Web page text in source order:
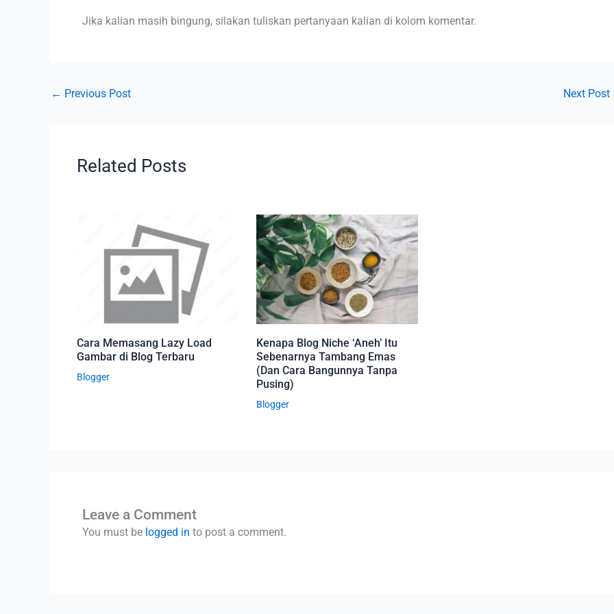
Jika kalian masih bingung, silakan tuliskan pertanyaan kalian di kolom komentar.
← Previous Post Next Post
Related Posts
Cara Memasang Lazy Load
Gambar di Blog Terbaru
Blogger
Kenapa Blog Niche ‘Aneh’ Itu
Sebenarnya Tambang Emas
(Dan Cara Bangunnya Tanpa
Pusing)
Blogger
Leave a Comment
You must be logged in to post a comment.